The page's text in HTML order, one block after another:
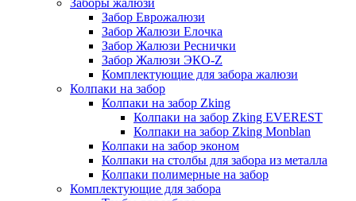
Забор Еврожалюзи
Забор Жалюзи Елочка
Забор Жалюзи Реснички
Забор Жалюзи ЭКО-Z
Комплектующие для забора жалюзи
Колпаки на забор
Колпаки на забор Zking
Колпаки на забор Zking EVEREST
Колпаки на забор Zking Monblan
Колпаки на забор эконом
Колпаки на столбы для забора из металла
Колпаки полимерные на забор
Комплектующие для забора